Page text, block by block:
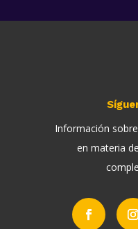
Información
en materia